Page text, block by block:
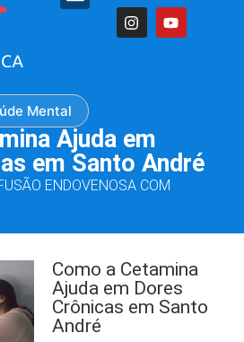
Mental
Ajuda em
em Santo André
ENDOVENOSA COM
Como a Cetamina
Ajuda em Dores
Crônicas em Santo
André